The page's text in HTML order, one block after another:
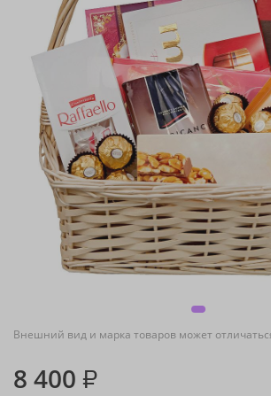
Внешний вид и марка товаров может
8 400 ₽